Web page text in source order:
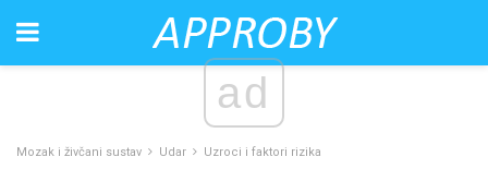
ad
Mozak i živčani sustav Udar Uzroci i faktori rizika